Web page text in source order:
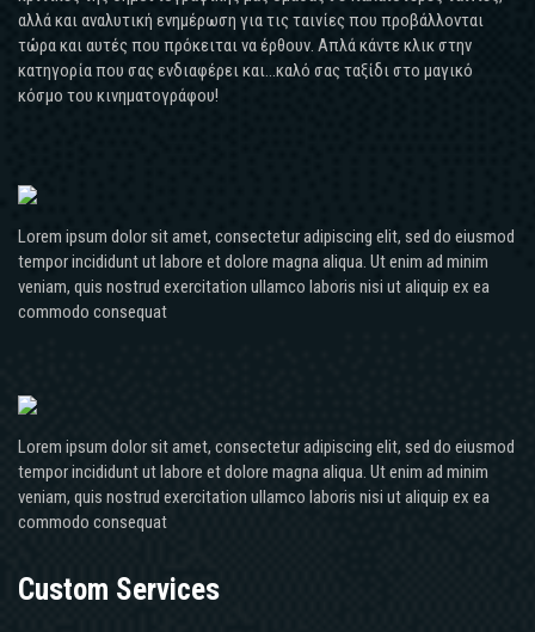
αλλά και αναλυτική ενημέρωση για τις ταινίες που προβάλλονται
τώρα και αυτές που πρόκειται να έρθουν. Απλά κάντε κλικ στην
κατηγορία που σας ενδιαφέρει και...καλό σας ταξίδι στο μαγικό
κόσμο του κινηματογράφου!
Lorem ipsum dolor sit amet, consectetur adipiscing elit, sed do eiusmod
tempor incididunt ut labore et dolore magna aliqua. Ut enim ad minim
veniam, quis nostrud exercitation ullamco laboris nisi ut aliquip ex ea
commodo consequat
Lorem ipsum dolor sit amet, consectetur adipiscing elit, sed do eiusmod
tempor incididunt ut labore et dolore magna aliqua. Ut enim ad minim
veniam, quis nostrud exercitation ullamco laboris nisi ut aliquip ex ea
commodo consequat
Custom Services